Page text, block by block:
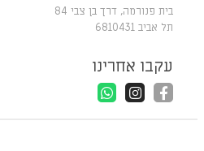
בית פנורמה, דרך בן צבי 84
תל אביב 6810431
עקבו אחרינו